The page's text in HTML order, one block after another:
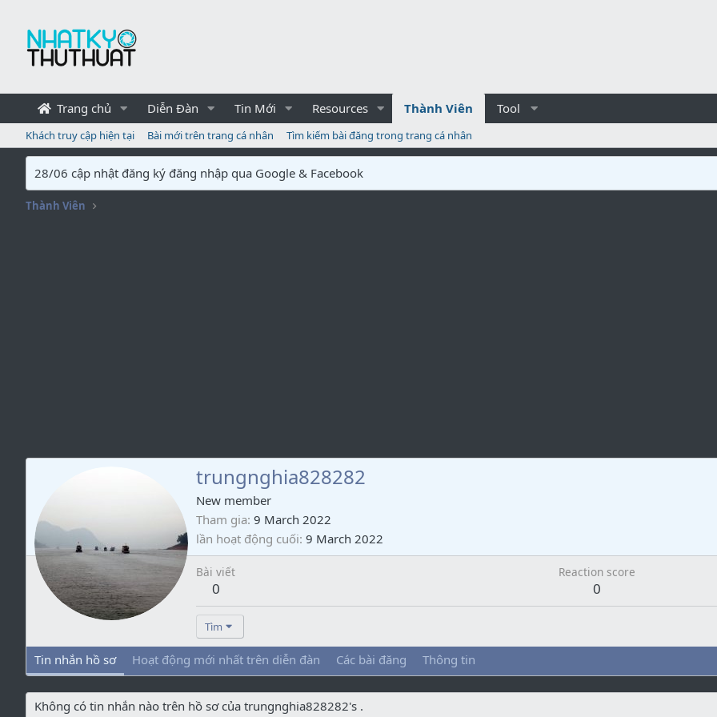
Trang chủ Diễn Đàn Tin Mới Resources Thành Viên Tool
Khách truy cập hiện tại Bài mới trên trang cá nhân Tìm kiếm bài đăng trong trang cá nhân
28/06 cập nhật đăng ký đăng nhập qua Google & Facebook
Thành Viên
trungnghia828282
New member
Tham gia 9 March 2022
lần hoạt động cuối 9 March 2022
Bài viết
0
Reaction score
0
Tìm
Tin nhắn hồ sơ Hoạt động mới nhất trên diễn đàn Các bài đăng Thông tin
Không có tin nhắn nào trên hồ sơ của trungnghia828282's .